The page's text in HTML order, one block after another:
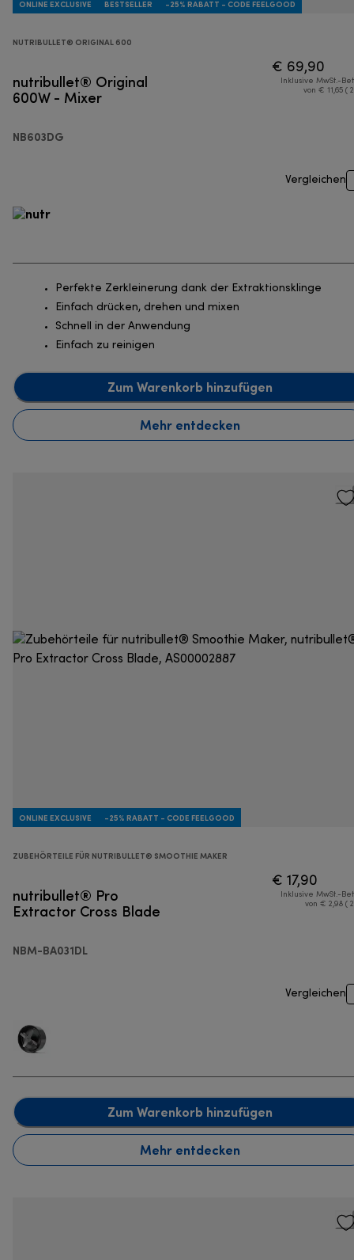
ONLINE EXCLUSIVE BESTSELLER -25% RABATT - CODE FEELGOOD
NUTRIBULLET® ORIGINAL 600
nutribullet® Original
600W - Mixer
NB603DG
€ 69,90
Inklusive MwSt.-
von € 11,65 (
Vergleichen
Perfekte Zerkleinerung dank der Extraktionsklinge
Einfach drücken, drehen und mixen
Schnell in der Anwendung
Einfach zu reinigen
Zum Warenkorb hinzufügen
Mehr entdecken
ONLINE EXCLUSIVE -25% RABATT - CODE FEELGOOD
ZUBEHÖRTEILE FÜR NUTRIBULLET® SMOOTHIE MAKER
nutribullet® Pro
Extractor Cross Blade
NBM-BA031DL
€ 17,90
Inklusive MwSt.-
von € 2,98 (
Vergleichen
Zum Warenkorb hinzufügen
Mehr entdecken